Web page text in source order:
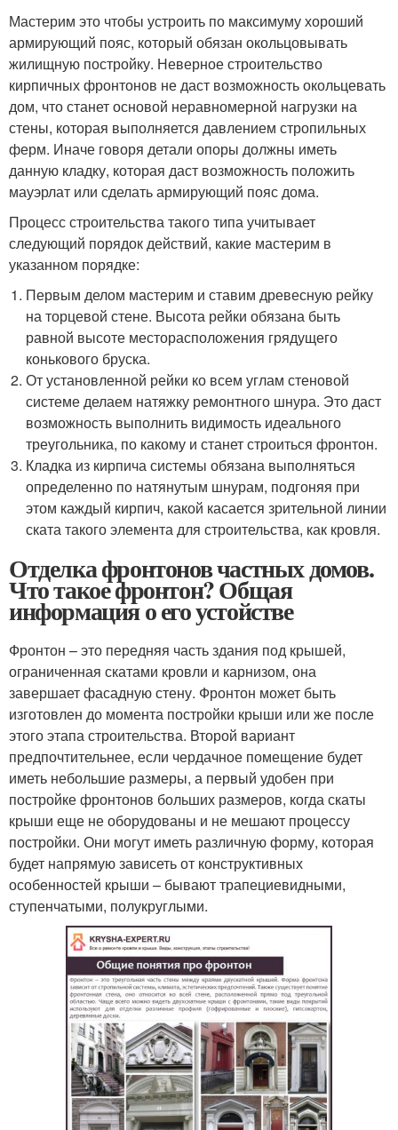
Мастерим это чтобы устроить по максимуму хороший
армирующий пояс, который обязан окольцовывать
жилищную постройку. Неверное строительство
кирпичных фронтонов не даст возможность окольцевать
дом, что станет основой неравномерной нагрузки на
стены, которая выполняется давлением стропильных
ферм. Иначе говоря детали опоры должны иметь
данную кладку, которая даст возможность положить
мауэрлат или сделать армирующий пояс дома.
Процесс строительства такого типа учитывает
следующий порядок действий, какие мастерим в
указанном порядке:
Первым делом мастерим и ставим древесную рейку
на торцевой стене. Высота рейки обязана быть
равной высоте месторасположения грядущего
конькового бруска.
От установленной рейки ко всем углам стеновой
системе делаем натяжку ремонтного шнура. Это даст
возможность выполнить видимость идеального
треугольника, по какому и станет строиться фронтон.
Кладка из кирпича системы обязана выполняться
определенно по натянутым шнурам, подгоняя при
этом каждый кирпич, какой касается зрительной линии
ската такого элемента для строительства, как кровля.
Отделка фронтонов частных домов.
Что такое фронтон? Общая
информация о его устойстве
Фронтон – это передняя часть здания под крышей,
ограниченная скатами кровли и карнизом, она
завершает фасадную стену. Фронтон может быть
изготовлен до момента постройки крыши или же после
этого этапа строительства. Второй вариант
предпочтительнее, если чердачное помещение будет
иметь небольшие размеры, а первый удобен при
постройке фронтонов больших размеров, когда скаты
крыши еще не оборудованы и не мешают процессу
постройки. Они могут иметь различную форму, которая
будет напрямую зависеть от конструктивных
особенностей крыши – бывают трапециевидными,
ступенчатыми, полукруглыми.